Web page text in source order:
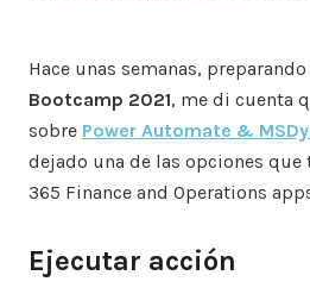
Hace unas semanas,
Bootcamp 2021, me di cuenta
sobre Power Automate &
dejado una de las opciones
365 Finance and Operations
Ejecutar acción